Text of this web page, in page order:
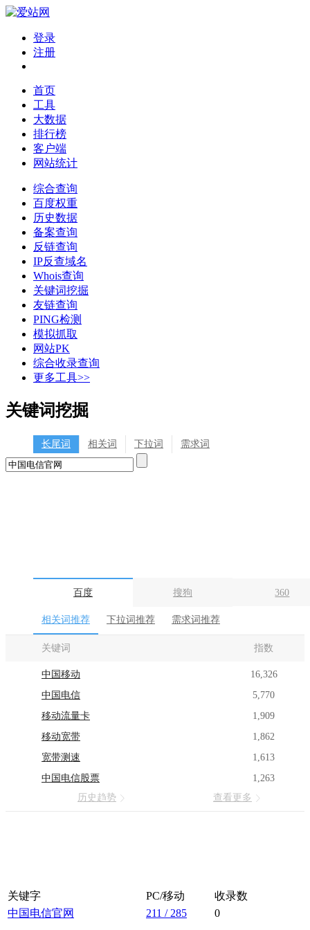
登录
注册
首页
工具
大数据
排行榜
客户端
网站统计
综合查询
百度权重
历史数据
备案查询
反链查询
IP反查域名
Whois查询
关键词挖掘
友链查询
PING检测
模拟抓取
网站PK
综合收录查询
更多工具>>
关键词挖掘
长尾词 相关词 下拉词 需求词
百度 搜狗 360
相关词推荐 下拉词推荐 需求词推荐
关键词 指数
中国移动
16,326
中国电信
5,770
移动流量卡
1,909
移动宽带
1,862
宽带测速
1,613
中国电信股票
1,263
历史趋势
查看更多
关键字 PC/移动
收录数
中国电信官网 211 / 285 0